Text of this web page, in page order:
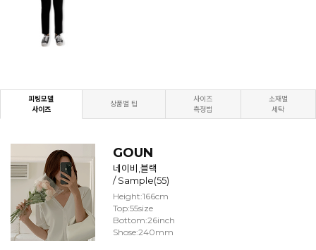
피팅모델
사이즈
상품별 팁
사이즈
측정법
소재별
세탁
GOUN
네이비,블랙
/ Sample(55)
Height:166cm
Top:55size
Bottom:26inch
Shose:240mm